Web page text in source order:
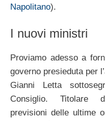
Napolitano).
I nuovi ministri
Proviamo adesso a
governo presieduta per
Gianni Letta
Consiglio. Titolare
previsioni delle ultime